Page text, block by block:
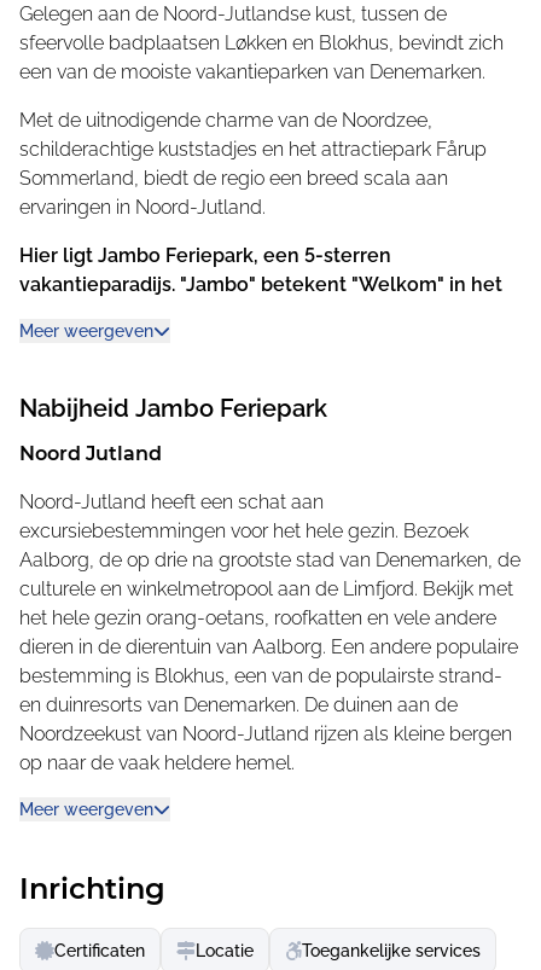
Gelegen aan de Noord-Jutlandse kust, tussen de
sfeervolle badplaatsen Løkken en Blokhus, bevindt zich
een van de mooiste vakantieparken van Denemarken.
Met de uitnodigende charme van de Noordzee,
schilderachtige kuststadjes en het attractiepark Fårup
Sommerland, biedt de regio een breed scala aan
ervaringen in Noord-Jutland.
Hier ligt Jambo Feriepark, een 5-sterren
vakantieparadijs. "Jambo" betekent "Welkom" in het
levensechte olifantensculpturen op ware grootte. Verder
is alles zo Scandinavisch als je in Denemarken zou
onberispelijke sanitaire voorzieningen en grote keukens
voor gezamenlijke maaltijden.
Ons 5-sterren vakantiepark biedt alle faciliteiten van een
camping, maar je kunt ook een volledig ingerichte
caravan huren. Of boek een gezellige luxe hut voor
maximaal zes personen, met een eigen badkamer en
een volledig uitgeruste keuken. Jambo Feriepark is
perfect dankzij het verwarmde zwembad, vooral
wanneer de zee te koud is om in te zwemmen.
Het prachtige zandstrand ligt op korte afstand, en de
vriendelijke service en biedt een breed scala aan
activiteiten voor gezinnen met kinderen.
Meer weergeven
Nabijheid Jambo Feriepark
Noord Jutland
Noord-Jutland heeft een schat aan
excursiebestemmingen voor het hele gezin. Bezoek
Aalborg, de op drie na grootste stad van Denemarken, de
culturele en winkelmetropool aan de Limfjord. Bekijk met
het hele gezin orang-oetans, roofkatten en vele andere
dieren in de dierentuin van Aalborg. Een andere populaire
bestemming is Blokhus, een van de populairste strand-
en duinresorts van Denemarken. De duinen aan de
Noordzeekust van Noord-Jutland rijzen als kleine bergen
op naar de vaak heldere hemel.
Pretpark, dierentuin, strand- en duinwandelingen -
Op slechts twee kilometer van Jambo Holiday Park ligt
Fårup Sommerland, het populaire avonturenpark voor het
hele gezin. Zeven achtbanen en meer dan 50 andere
Meer weergeven
Inrichting
Certificaten Locatie Toegankelijke services